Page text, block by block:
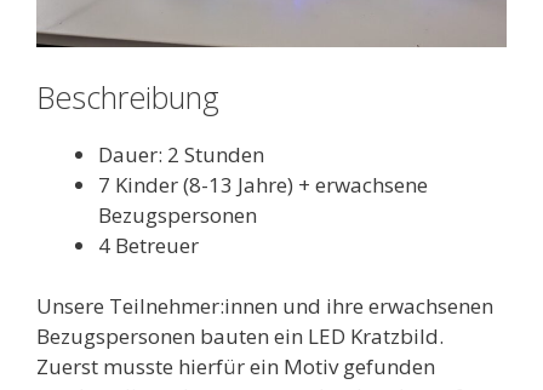
Beschreibung
Dauer: 2 Stunden
7 Kinder (8-13 Jahre) + erwachsene
Bezugspersonen
4 Betreuer
Unsere Teilnehmer:innen und ihre erwachsenen
Bezugspersonen bauten ein LED Kratzbild.
Zuerst musste hierfür ein Motiv gefunden